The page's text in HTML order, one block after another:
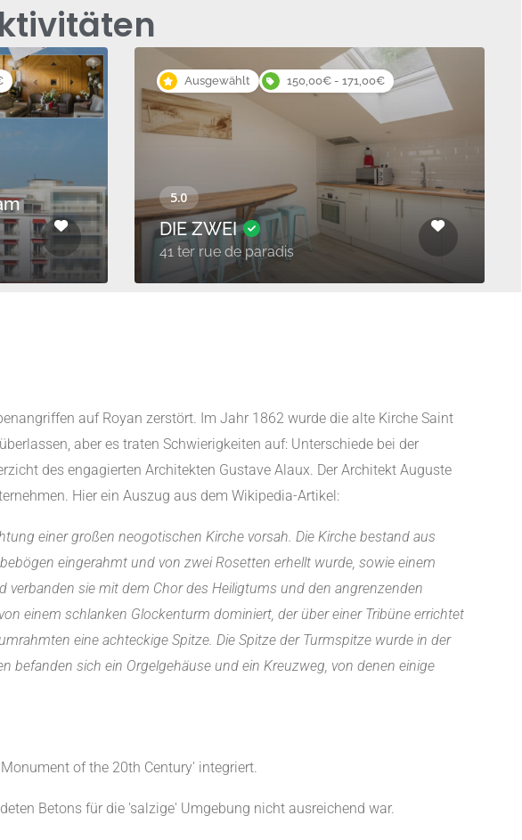
Ausgewählt 150,00€ - 171,00€
DIE ZWEI
41 ter rue de paradis
auf Royan zerstört. Im Jahr 1862 wurde die alte Kirche Saint
aber es traten Schwierigkeiten auf: Unterschiede bei der
des engagierten Architekten Gustave Alaux. Der Architekt Auguste
Hier ein Auszug aus dem Wikipedia-Artikel:
einer großen neogotischen Kirche vorsah. Die Kirche bestand aus
eingerahmt und von zwei Rosetten erhellt wurde, sowie einem
sie mit dem Chor des Heiligtums und den angrenzenden
einem schlanken Glockenturm dominiert, der über einer Tribüne errichtet
eine achteckige Spitze. Die Spitze der Turmspitze wurde in der
sich ein Orgelgehäuse und ein Kreuzweg, von denen einige
of the 20th Century' integriert.
Betons für die 'salzige' Umgebung nicht ausreichend war.